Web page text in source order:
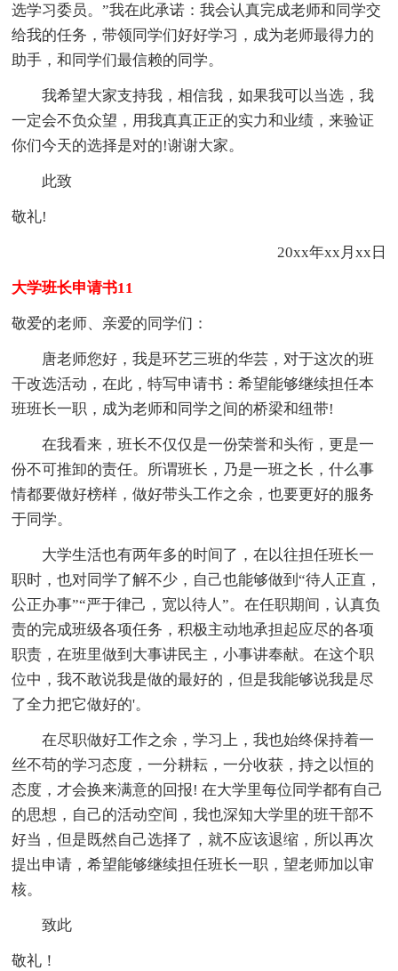
选学习委员。”我在此承诺：我会认真完成老师和同学交
给我的任务，带领同学们好好学习，成为老师最得力的
助手，和同学们最信赖的同学。
我希望大家支持我，相信我，如果我可以当选，我
一定会不负众望，用我真真正正的实力和业绩，来验证
你们今天的选择是对的!谢谢大家。
此致
敬礼!
20xx年xx月xx日
大学班长申请书11
敬爱的老师、亲爱的同学们：
唐老师您好，我是环艺三班的华芸，对于这次的班
干改选活动，在此，特写申请书：希望能够继续担任本
班班长一职，成为老师和同学之间的桥梁和纽带!
在我看来，班长不仅仅是一份荣誉和头衔，更是一
份不可推卸的责任。所谓班长，乃是一班之长，什么事
情都要做好榜样，做好带头工作之余，也要更好的服务
于同学。
大学生活也有两年多的时间了，在以往担任班长一
职时，也对同学了解不少，自己也能够做到“待人正直，
公正办事”“严于律己，宽以待人”。在任职期间，认真负
责的完成班级各项任务，积极主动地承担起应尽的各项
职责，在班里做到大事讲民主，小事讲奉献。在这个职
位中，我不敢说我是做的最好的，但是我能够说我是尽
了全力把它做好的'。
在尽职做好工作之余，学习上，我也始终保持着一
丝不苟的学习态度，一分耕耘，一分收获，持之以恒的
态度，才会换来满意的回报! 在大学里每位同学都有自己
的思想，自己的活动空间，我也深知大学里的班干部不
好当，但是既然自己选择了，就不应该退缩，所以再次
提出申请，希望能够继续担任班长一职，望老师加以审
核。
致此
敬礼！